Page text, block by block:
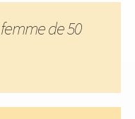
femme de 50